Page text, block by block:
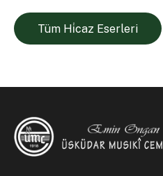
Tüm Hi̇caz Eserleri